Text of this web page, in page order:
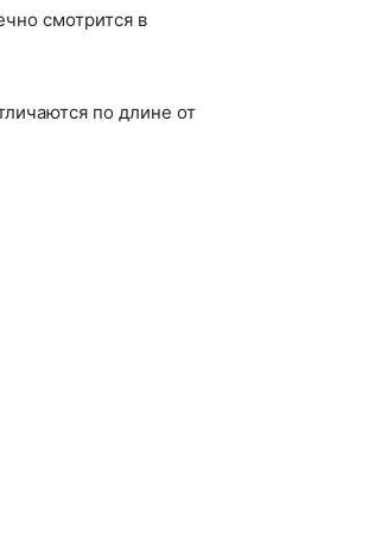
смотрится в
по длине от